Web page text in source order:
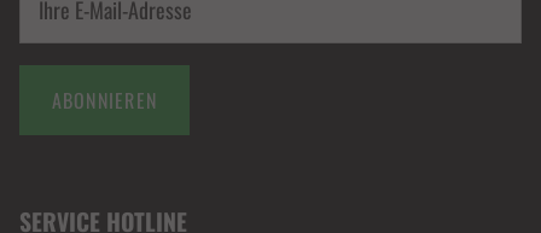
ABONNIEREN
SERVICE HOTLINE